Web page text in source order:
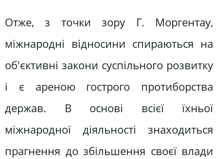
Отже, з точки зору Г. Моргентау,
міжнародні відносини спираються на
об'єктивні закони суспільного розвитку
і є ареною гострого протиборства
держав. В основі всієї їхньої
міжнародної діяльності знаходиться
прагнення до збільшення своєї влади